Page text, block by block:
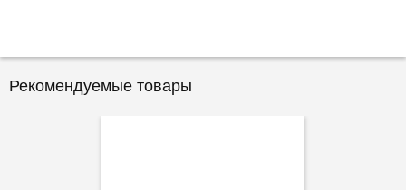
Рекомендуемые товары